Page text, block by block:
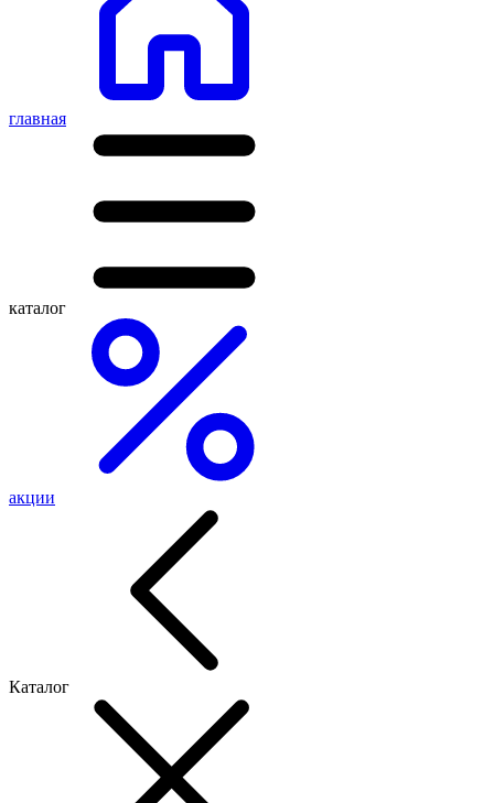
главная
каталог
акции
Каталог